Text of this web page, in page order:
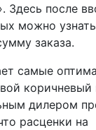
Здесь после
можно
заказа.
самые
коричневый
дилером
расценки на